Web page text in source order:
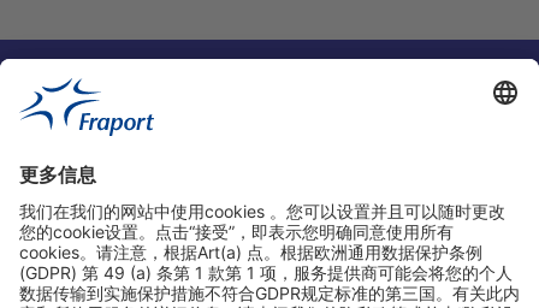
实用链接
购物&线上预定